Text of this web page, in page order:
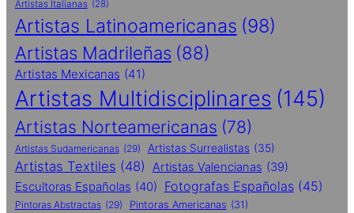
Artistas Italianas (28)
Artistas Latinoamericanas (98)
Artistas Madrileñas (88)
Artistas Mexicanas (41)
Artistas Multidisciplinares (145)
Artistas Norteamericanas (78)
Artistas Sudamericanas (29) Artistas Surrealistas (35)
Artistas Textiles (48) Artistas Valencianas (39)
Escultoras Españolas (40) Fotografas Españolas (45)
Pintoras Abstractas (29) Pintoras Americanas (31)